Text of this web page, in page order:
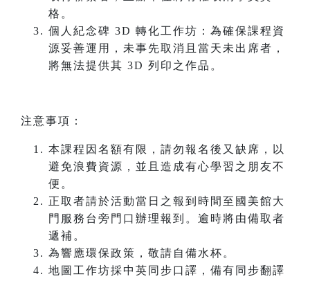
格。
個人紀念碑 3D 轉化工作坊：為確保課程資
源妥善運用，未事先取消且當天未出席者，
將無法提供其 3D 列印之作品。
注意事項：
本課程因名額有限，請勿報名後又缺席，以
避免浪費資源，並且造成有心學習之朋友不
便。
正取者請於活動當日之報到時間至國美館大
門服務台旁門口辦理報到。逾時將由備取者
遞補。
為響應環保政策，敬請自備水杯。
地圖工作坊採中英同步口譯，備有同步翻譯